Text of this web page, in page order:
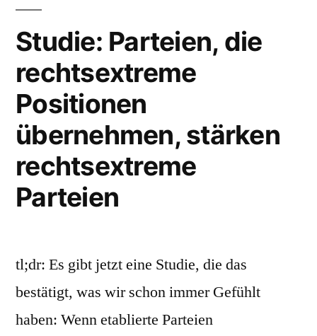
Studie: Parteien, die
rechtsextreme
Positionen
übernehmen, stärken
rechtsextreme
Parteien
tl;dr: Es gibt jetzt eine Studie, die das
bestätigt, was wir schon immer Gefühlt
haben: Wenn etablierte Parteien